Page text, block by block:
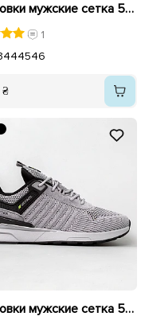
Кроссовки мужские сетка 591325 Темно-серые.
1
444546
₴
Кроссовки мужские сетка 595195 Серые